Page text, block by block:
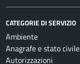
CATEGORIE DI SERVIZIO
Ambiente
Anagrafe e stato civile
Autorizzazioni